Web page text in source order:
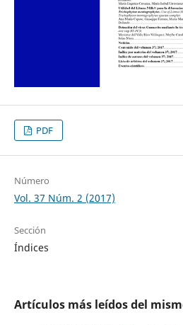
PDF
Número
Vol. 37 Núm. 2 (2017)
Sección
Índices
Artículos más leídos del